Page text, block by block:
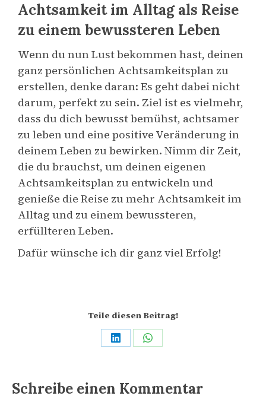
Achtsamkeit im Alltag als Reise
zu einem bewussteren Leben
Wenn du nun Lust bekommen hast, deinen
ganz persönlichen Achtsamkeitsplan zu
erstellen, denke daran: Es geht dabei nicht
darum, perfekt zu sein. Ziel ist es vielmehr,
dass du dich bewusst bemühst, achtsamer
zu leben und eine positive Veränderung in
deinem Leben zu bewirken. Nimm dir Zeit,
die du brauchst, um deinen eigenen
Achtsamkeitsplan zu entwickeln und
genieße die Reise zu mehr Achtsamkeit im
Alltag und zu einem bewussteren,
erfüllteren Leben.
Dafür wünsche ich dir ganz viel Erfolg!
Teile diesen Beitrag!
Share
LinkedIn
Share
WhatsApp
Schreibe einen Kommentar